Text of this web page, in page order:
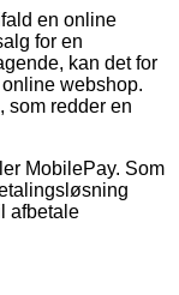
en online
for en
kan det for
webshop.
som redder en
MobilePay. Som
afbetale